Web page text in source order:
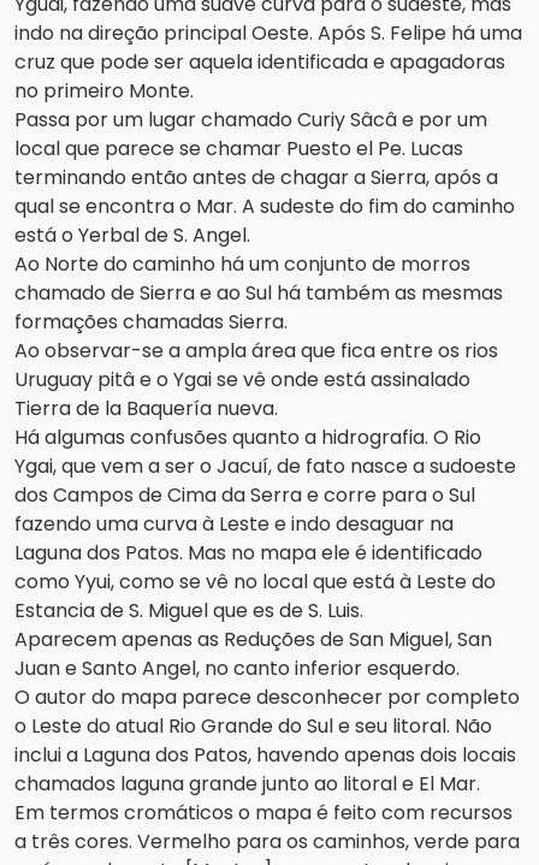
indo na direção principal Oeste. Após S. Felipe há uma
cruz que pode ser aquela identificada e apagadoras
no primeiro Monte.
Passa por um lugar chamado Curiy Sâcâ e por um
local que parece se chamar Puesto el Pe. Lucas
terminando então antes de chagar a Sierra, após a
qual se encontra o Mar. A sudeste do fim do caminho
está o Yerbal de S. Angel.
Ao Norte do caminho há um conjunto de morros
chamado de Sierra e ao Sul há também as mesmas
formações chamadas Sierra.
Ao observar-se a ampla área que fica entre os rios
Uruguay pitâ e o Ygai se vê onde está assinalado
Tierra de la Baquería nueva.
Há algumas confusões quanto a hidrografia. O Rio
Ygai, que vem a ser o Jacuí, de fato nasce a sudoeste
dos Campos de Cima da Serra e corre para o Sul
fazendo uma curva à Leste e indo desaguar na
Laguna dos Patos. Mas no mapa ele é identificado
como Yyui, como se vê no local que está à Leste do
Estancia de S. Miguel que es de S. Luis.
Aparecem apenas as Reduções de San Miguel, San
Juan e Santo Angel, no canto inferior esquerdo.
O autor do mapa parece desconhecer por completo
o Leste do atual Rio Grande do Sul e seu litoral. Não
inclui a Laguna dos Patos, havendo apenas dois locais
chamados laguna grande junto ao litoral e El Mar.
Em termos cromáticos o mapa é feito com recursos
a três cores. Vermelho para os caminhos, verde para